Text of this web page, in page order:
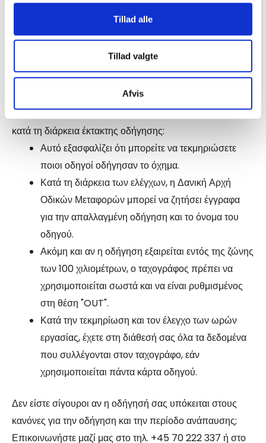
data med andre oplysninger, du har givet dem, eller som
de har indsamlet fra din brug af deres tjenester.
Tillad alle
Tillad valgte
Afvis
ισχύουν μόνο σε εθνικό επίπεδο.
Οι συστάσεις μας για απαλλαγμένη οδήγηση
Στην Tachografservice A/S σας συνιστούμε να έχετε
πάντα την κάρτα οδηγού σας στον ταχογράφο, ακόμη και
κατά τη διάρκεια έκτακτης οδήγησης:
Αυτό εξασφαλίζει ότι μπορείτε να τεκμηριώσετε
ποιοι οδηγοί οδήγησαν το όχημα.
Κατά τη διάρκεια των ελέγχων, η Δανική Αρχή
Οδικών Μεταφορών μπορεί να ζητήσει έγγραφα
για την απαλλαγμένη οδήγηση και το όνομα του
οδηγού.
Ακόμη και αν η οδήγηση εξαιρείται εντός της ζώνης
των 100 χιλιομέτρων, ο ταχογράφος πρέπει να
χρησιμοποιείται σωστά και να είναι ρυθμισμένος
στη θέση "OUT".
Κατά την τεκμηρίωση και τον έλεγχο των ωρών
εργασίας, έχετε στη διάθεσή σας όλα τα δεδομένα
που συλλέγονται στον ταχογράφο, εάν
χρησιμοποιείται πάντα κάρτα οδηγού.
Δεν είστε σίγουροι αν η οδήγησή σας υπόκειται στους
κανόνες για την οδήγηση και την περίοδο ανάπαυσης;
Επικοινωνήστε μαζί μας στο τηλ. +45 70 222 337 ή στο